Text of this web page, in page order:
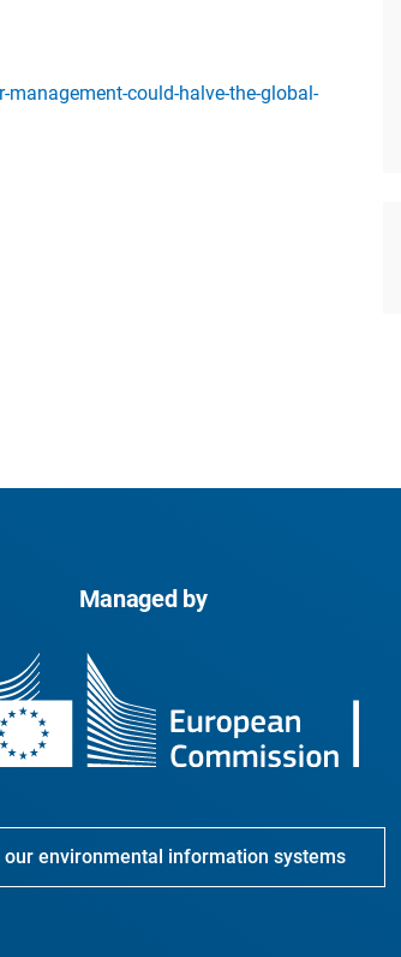
could-halve-the-global-
Managed by
our environmental information systems